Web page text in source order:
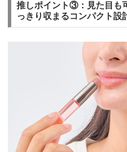
推しポイント③：見た目も
っきり収まるコンパクト設